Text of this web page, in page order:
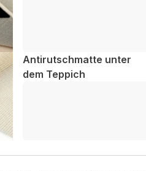
Antirutschmatte unter
dem Teppich